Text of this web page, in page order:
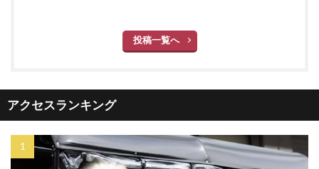
投稿一覧へ
アクセスランキング